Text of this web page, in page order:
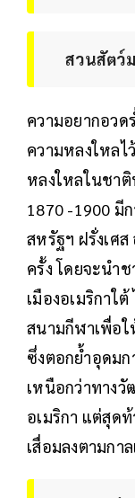
สวนสัตว์
ความอยากอว
ความหลงใหลไ
หลงใหลในชา
1870 -1900 มี
สหรัฐฯ ฝรั่งเศ
ครั้ง โดยจะนำ
เมืองอเมริกาใ
สนามกีฬาเพื่อใ
ซึ่งตอกย้ำอุดม
เหนือกว่าทาง
อเมริกา แต่สุด
เสื่อมลงตามกาล